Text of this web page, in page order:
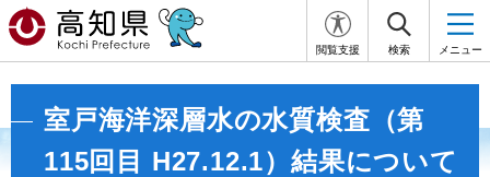
閲覧支援 検索 メニュー
室戸海洋深層水の水質検査（第
115回目 H27.12.1）結果について